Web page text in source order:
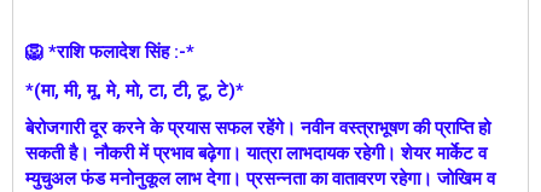
🦁 *राशि फलादेश सिंह :-*
*(मा, मी, मू, मे, मो, टा, टी, टू, टे)*
बेरोजगारी दूर करने के प्रयास सफल रहेंगे। नवीन वस्त्राभूषण की प्राप्ति हो
सकती है। नौकरी में प्रभाव बढ़ेगा। यात्रा लाभदायक रहेगी। शेयर मार्केट व
म्युचुअल फंड मनोनुकूल लाभ देगा। प्रसन्नता का वातावरण रहेगा। जोखिम व